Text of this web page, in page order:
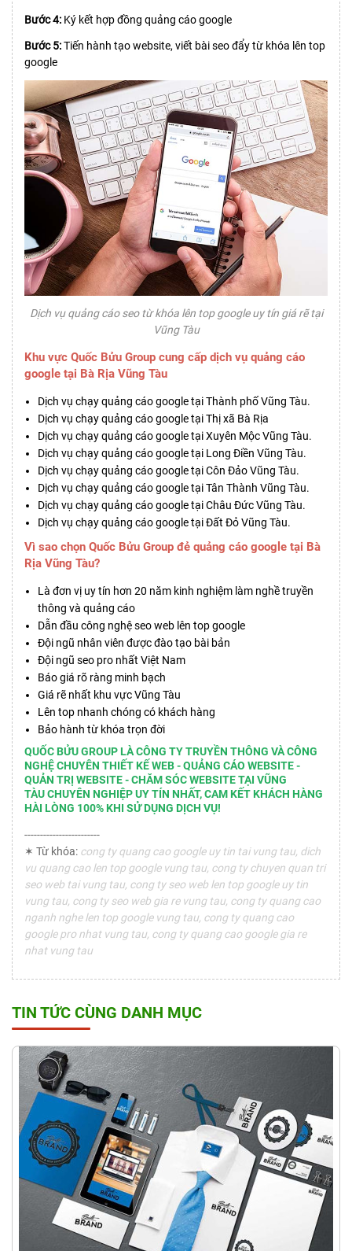
Bước 4: Ký kết hợp đồng quảng cáo google
Bước 5:Tiến hành tạo website, viết bài seo đẩy từ khóa lên top
google
Dịch vụ quảng cáo seo từ khóa lên top google uy tín giá rẽ tại
Vũng Tàu
Khu vực Quốc Bửu Group cung cấp dịch vụ quảng cáo
google tại Bà Rịa Vũng Tàu
Dịch vụ chạy quảng cáo google tại Thành phố Vũng Tàu.
Dịch vụ chạy quảng cáo google tại Thị xã Bà Rịa
Dịch vụ chạy quảng cáo google tại Xuyên Mộc Vũng Tàu.
Dịch vụ chạy quảng cáo google tại Long Điền Vũng Tàu.
Dịch vụ chạy quảng cáo google tại Côn Đảo Vũng Tàu.
Dịch vụ chạy quảng cáo google tại Tân Thành Vũng Tàu.
Dịch vụ chạy quảng cáo google tại Châu Đức Vũng Tàu.
Dịch vụ chạy quảng cáo google tại Đất Đỏ Vũng Tàu.
Vì sao chọn Quốc Bửu Group đẻ quảng cáo google tại Bà
Rịa Vũng Tàu?
Là đơn vị uy tín hơn 20 năm kinh nghiệm làm nghề truyền
thông và quảng cáo
Dẫn đầu công nghệ seo web lên top google
Đội ngũ nhân viên được đào tạo bài bản
Đội ngũ seo pro nhất Việt Nam
Báo giá rõ ràng minh bạch
Giá rẽ nhất khu vực Vũng Tàu
Lên top nhanh chóng có khách hàng
Bảo hành từ khóa trọn đời
QUỐC BỬU GROUP LÀ CÔNG TY TRUYỀN THÔNG VÀ CÔNG
NGHỆ CHUYÊN THIẾT KẾ WEB - QUẢNG CÁO WEBSITE -
QUẢN TRỊ WEBSITE - CHĂM SÓC WEBSITE TẠI VŨNG
TÀU CHUYÊN NGHIỆP UY TÍN NHẤT, CAM KẾT KHÁCH HÀNG
HÀI LÒNG 100% KHI SỬ DỤNG DỊCH VỤ!
------------------------
✶ Từ khóa: cong ty quang cao google uy tin tai vung tau, dich
vu quang cao len top google vung tau, cong ty chuyen quan tri
seo web tai vung tau, cong ty seo web len top google uy tin
vung tau, cong ty seo web gia re vung tau, cong ty quang cao
nganh nghe len top google vung tau, cong ty quang cao
google pro nhat vung tau, cong ty quang cao google gia re
nhat vung tau
TIN TỨC CÙNG DANH MỤC